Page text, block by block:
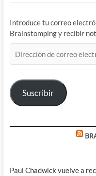
Introduce tu correo
Brainstomping y recibir
de
electrónico
Suscribir
Paul Chadwick vuelve a